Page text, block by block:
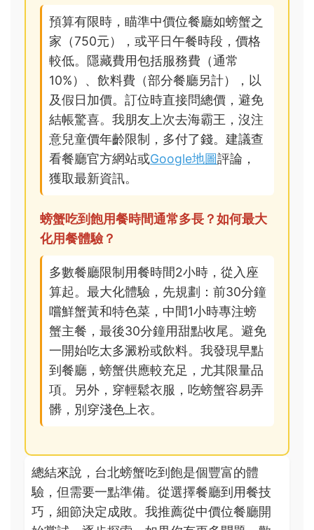
預算有限時，瞄準中價位餐廳如螃蟹之
家（750元），或平日午餐時段，價格
較低。隱藏費用包括服務費（通常
10%）、飲料費（部分餐廳另計），以
及假日加價。訂位時直接問總價，避免
結帳驚喜。我朋友上次去海霸王，沒注
意兒童價年齡限制，多付了錢。建議查
看餐廳官方網站或Google地圖評論，
獲取最新資訊。
螃蟹吃到飽用餐時間通常多長？如何最大
化用餐體驗？
多數餐廳限制用餐時間2小時，從入座
算起。最大化體驗，先規劃：前30分鐘
嚐鮮蟹黃和特色菜，中間1小時專注螃
蟹主餐，最後30分鐘用甜點收尾。避免
一開始吃太多澱粉或飲料。我發現早點
到餐廳，螃蟹供應較充足，尤其限量品
項。另外，穿輕鬆衣服，吃螃蟹容易弄
髒，別穿淺色上衣。
總結來說，台北螃蟹吃到飽是個豐富的體
驗，但需要一點準備。從選擇餐廳到用餐技
巧，細節決定成敗。我推薦從中價位餐廳開